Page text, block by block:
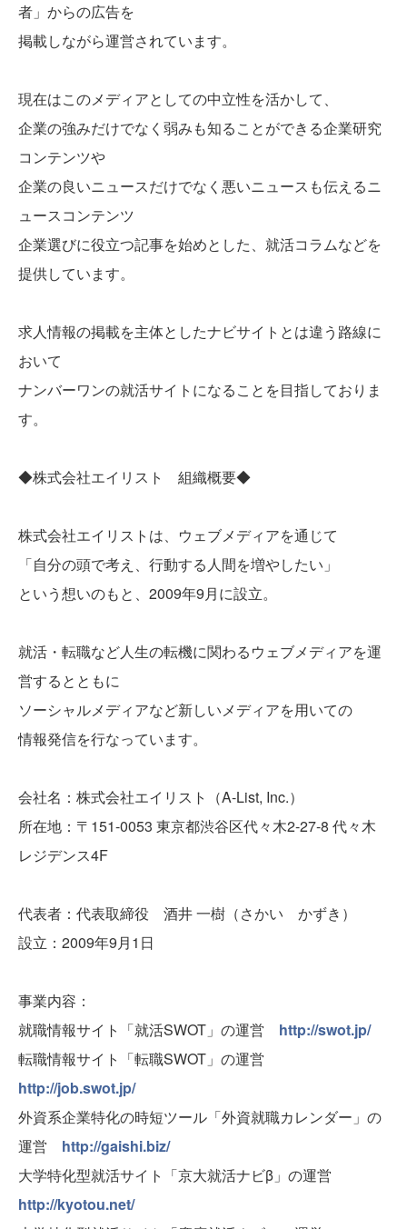
者」からの広告を
掲載しながら運営されています。
現在はこのメディアとしての中立性を活かして、
企業の強みだけでなく弱みも知ることができる企業研究
コンテンツや
企業の良いニュースだけでなく悪いニュースも伝えるニ
ュースコンテンツ
企業選びに役立つ記事を始めとした、就活コラムなどを
提供しています。
求人情報の掲載を主体としたナビサイトとは違う路線に
おいて
ナンバーワンの就活サイトになることを目指しておりま
す。
◆株式会社エイリスト 組織概要◆
株式会社エイリストは、ウェブメディアを通じて
「自分の頭で考え、行動する人間を増やしたい」
という想いのもと、2009年9月に設立。
就活・転職など人生の転機に関わるウェブメディアを運
営するとともに
ソーシャルメディアなど新しいメディアを用いての
情報発信を行なっています。
会社名：株式会社エイリスト（A-List, Inc.）
所在地：〒151-0053 東京都渋谷区代々木2-27-8 代々木
レジデンス4F
代表者：代表取締役 酒井 一樹（さかい かずき）
設立：2009年9月1日
事業内容：
就職情報サイト「就活SWOT」の運営 http://swot.jp/
転職情報サイト「転職SWOT」の運営
http://job.swot.jp/
外資系企業特化の時短ツール「外資就職カレンダー」の
運営 http://gaishi.biz/
大学特化型就活サイト「京大就活ナビβ」の運営
http://kyotou.net/